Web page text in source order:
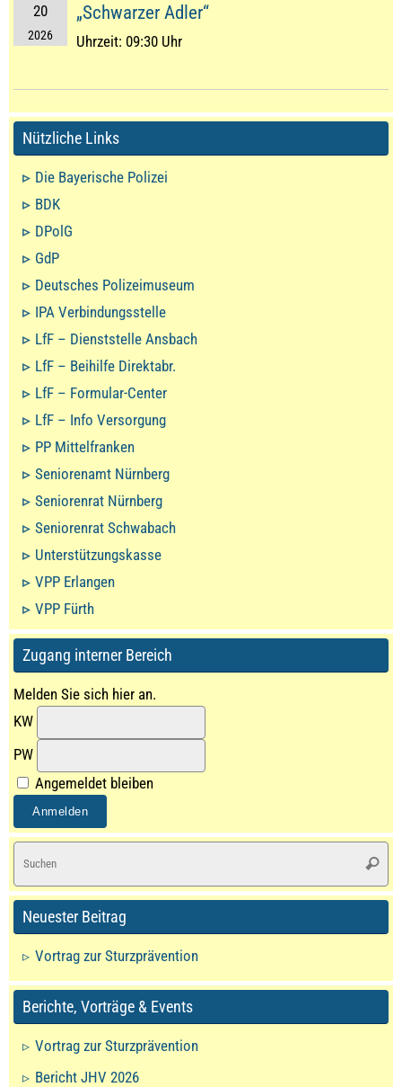
20
2026
„Schwarzer Adler“
Uhrzeit: 09:30 Uhr
Nützliche Links
Die Bayerische Polizei
BDK
DPolG
GdP
Deutsches Polizeimuseum
IPA Verbindungsstelle
LfF – Dienststelle Ansbach
LfF – Beihilfe Direktabr.
LfF – Formular-Center
LfF – Info Versorgung
PP Mittelfranken
Seniorenamt Nürnberg
Seniorenrat Nürnberg
Seniorenrat Schwabach
Unterstützungskasse
VPP Erlangen
VPP Fürth
Zugang interner Bereich
Melden Sie sich hier an.
KW
PW
Angemeldet bleiben
Neuester Beitrag
Vortrag zur Sturzprävention
Berichte, Vorträge & Events
Vortrag zur Sturzprävention
Bericht JHV 2026